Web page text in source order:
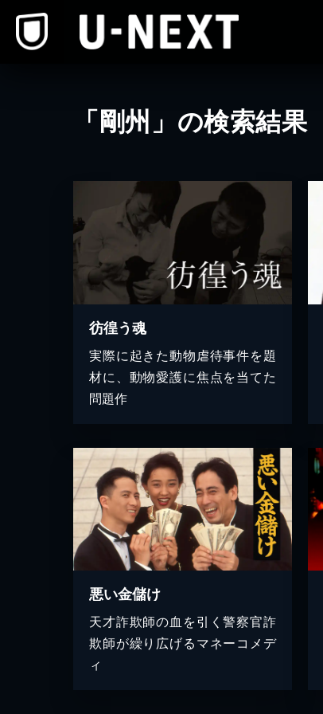
「剛州」の検索結果
彷徨う魂
実際に起きた動物虐待事件を題
材に、動物愛護に焦点を当てた
問題作
悪い金儲け
天才詐欺師の血を引く警察官詐
欺師が繰り広げるマネーコメデ
ィ